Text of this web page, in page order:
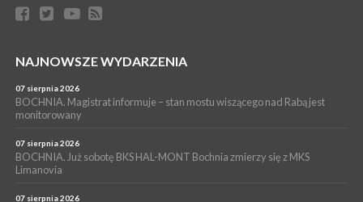
06 sierpnia 2026
BORZĘCIN. Już w najbliższy weekend XIX Borzęckie Święto
PIELGRZYMKA 2026
Z BOCHNI NA JASNĄ GÓRĘ. Drugi dzień wędrówki [ZDJĘCIA]
WYDARZENIA
NASZ NEWS. Powstał Komitet Ochrony Ładu
Przestrzennego Miasta Bochnia. To odpowiedź na działania
magistratu
NAJNOWSZE WYDARZENIA
07 sierpnia 2026
BOCHNIA. Magistrat informuje – stan mostu wiszącego nad Rabą jest
monitorowany
07 sierpnia 2026
BOCHNIA. Już sobotę BKS HAL-MONT Bochnia zmierzy się z MKS
Limanovia
07 sierpnia 2026